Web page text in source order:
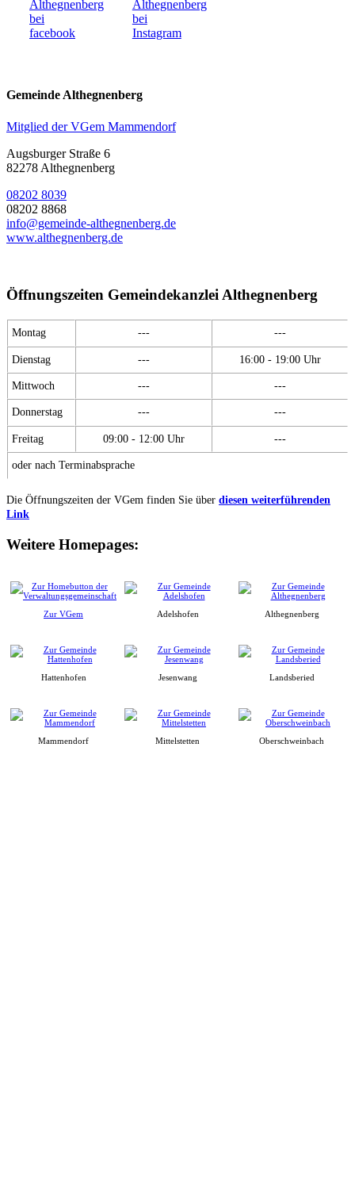
Gemeinde Althegnenberg
Mitglied der VGem Mammendorf
Augsburger Straße 6
82278 Althegnenberg
08202 8039
08202 8868
info@gemeinde-althegnenberg.de
www.althegnenberg.de
Öffnungszeiten Gemeindekanzlei Althegnenberg
Montag --- ---
Dienstag --- 16:00 - 19:00 Uhr
Mittwoch --- ---
Donnerstag --- ---
Freitag 09:00 - 12:00 Uhr ---
oder nach Terminabsprache
Die Öffnungszeiten der VGem finden Sie über diesen weiterführenden
Link
Weitere Homepages:
Zur VGem Adelshofen Althegnenberg
Hattenhofen Jesenwang Landsberied
Mammendorf Mittelstetten Oberschweinbach